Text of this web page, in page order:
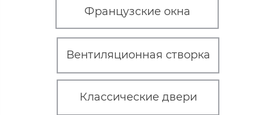
Французские окна
Вентиляционная створка
Классические двери